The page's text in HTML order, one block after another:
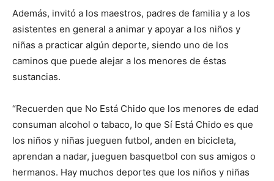
Además, invitó a los maestros, padres de familia y a los
asistentes en general a animar y apoyar a los niños y
niñas a practicar algún deporte, siendo uno de los
caminos que puede alejar a los menores de éstas
sustancias.
“Recuerden que No Está Chido que los menores de edad
consuman alcohol o tabaco, lo que Sí Está Chido es que
los niños y niñas jueguen futbol, anden en bicicleta,
aprendan a nadar, jueguen basquetbol con sus amigos o
hermanos. Hay muchos deportes que los niños y niñas